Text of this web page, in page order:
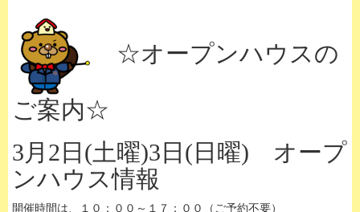
☆オープンハウスの
ご案内☆
3月2日(土曜)3日(日曜) オープ
ンハウス情報
開催時間は、１０：００～１７：００（ご予約不要）